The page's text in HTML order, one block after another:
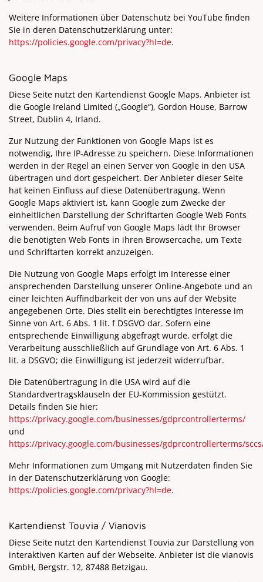
Weitere Informationen über Datenschutz bei YouTube finden
Sie in deren Datenschutzerklärung unter:
https://policies.google.com/privacy?hl=de.
Google Maps
Diese Seite nutzt den Kartendienst Google Maps. Anbieter ist
die Google Ireland Limited („Google“), Gordon House, Barrow
Street, Dublin 4, Irland.
Zur Nutzung der Funktionen von Google Maps ist es
notwendig, Ihre IP-Adresse zu speichern. Diese Informationen
werden in der Regel an einen Server von Google in den USA
übertragen und dort gespeichert. Der Anbieter dieser Seite
hat keinen Einfluss auf diese Datenübertragung. Wenn
Google Maps aktiviert ist, kann Google zum Zwecke der
einheitlichen Darstellung der Schriftarten Google Web Fonts
verwenden. Beim Aufruf von Google Maps lädt Ihr Browser
die benötigten Web Fonts in ihren Browsercache, um Texte
und Schriftarten korrekt anzuzeigen.
Die Nutzung von Google Maps erfolgt im Interesse einer
ansprechenden Darstellung unserer Online-Angebote und an
einer leichten Auffindbarkeit der von uns auf der Website
angegebenen Orte. Dies stellt ein berechtigtes Interesse im
Sinne von Art. 6 Abs. 1 lit. f DSGVO dar. Sofern eine
entsprechende Einwilligung abgefragt wurde, erfolgt die
Verarbeitung ausschließlich auf Grundlage von Art. 6 Abs. 1
lit. a DSGVO; die Einwilligung ist jederzeit widerrufbar.
Die Datenübertragung in die USA wird auf die
Standardvertragsklauseln der EU-Kommission gestützt.
Details finden Sie hier:
https://privacy.google.com/businesses/gdprcontrollerterms/
und
https://privacy.google.com/businesses/gdprcontrollerterms/
Mehr Informationen zum Umgang mit Nutzerdaten finden Sie
in der Datenschutzerklärung von Google:
https://policies.google.com/privacy?hl=de.
Kartendienst Touvia / Vianovis
Diese Seite nutzt den Kartendienst Touvia zur Darstellung von
interaktiven Karten auf der Webseite. Anbieter ist die vianovis
GmbH, Bergstr. 12, 87488 Betzigau.